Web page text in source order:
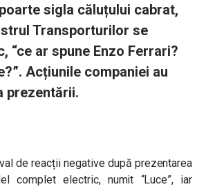
sigla căluțului cabrat,
Transporturilor se
“ce ar spune Enzo Ferrari?
Acțiunile companiei au
prezentării.
de reacții negative după prezentarea
complet electric, numit “Luce”, iar